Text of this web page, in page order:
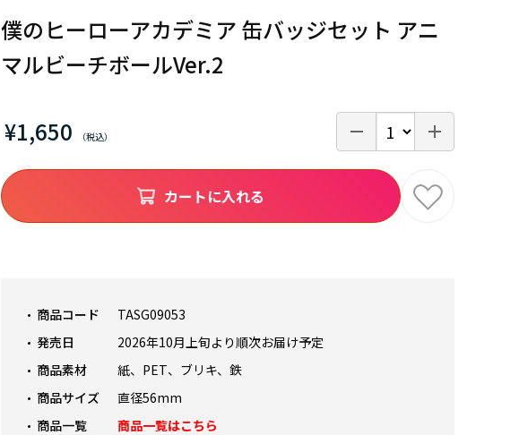
僕のヒーローアカデミア 缶バッジセット アニ
マルビーチボールVer.2
¥1,650
商品コード
TASG09053
発売日
2026年10月上旬より順次お届け予定
商品素材
紙、PET、ブリキ、鉄
商品サイズ
直径56mm
商品一覧
商品一覧はこちら
カートに入れる